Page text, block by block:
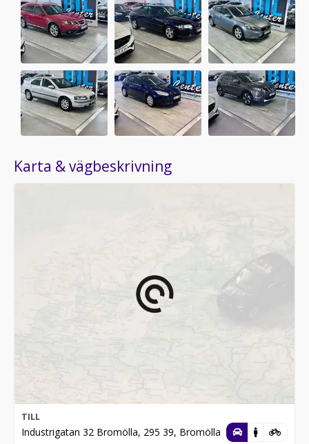
Karta & vägbeskrivning
TILL
Industrigatan 32 Bromölla, 295 39, Bromölla